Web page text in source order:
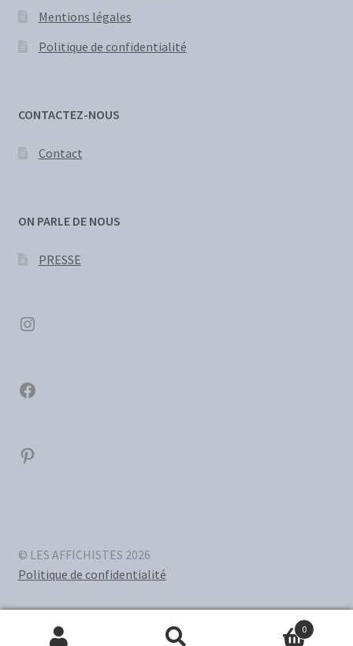
Mentions légales
Politique de confidentialité
CONTACTEZ-NOUS
Contact
ON PARLE DE NOUS
PRESSE
Instagram
Facebook
Pinterest
© LES AFFICHISTES 2026
Politique de confidentialité
0